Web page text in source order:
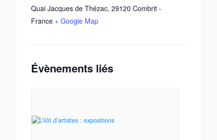
Quai Jacques de Thézac, 29120 Combrit -
France + Google Map
Évènements liés